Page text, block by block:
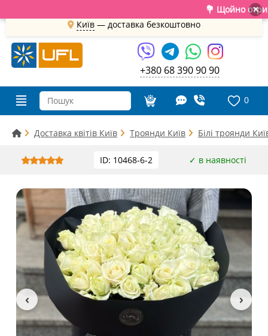
💐 Щойно отримали
×
Київ — доставка безкоштовно
+380 68 390 90 90
0
Доставка квітів Київ Троянди Київ Білі троянди
ID: 10468-6-2 ✓ в наявності